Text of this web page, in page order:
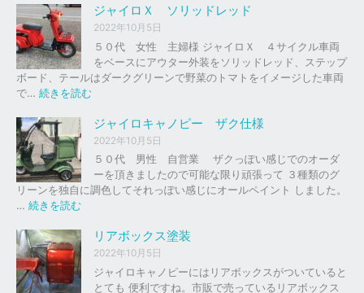
ャ
イ
ロ
以
外
の
イ
ク
車
下
、
買
取
を
ジャイロＸ ソリッドレッド
2022年10月5日
５０代 女性 主婦様 ジャイロＸ ４サイクル車両
をベースにアウター外装をソリッドレッド、ステップ
ボード、テールはダークグリーンで野菜のトマトをイメージした車両
で… 続きを読む
ャ
イ
ロ
ッ
ド
ッ
ジャイロキャノピー ザク仕様
2022年10月5日
５０代 男性 自営業 ザクっぽい感じでのオーダ
ーを頂きましたので可能な限り頑張って ３種類のグ
リーンを独自に調色してそれっぽい感じにオールペイント しました。
… 続きを読む
イ
ロ
キ
リアボックス塗装
2022年10月5日
ジャイロキャノピーにはリアボックスがついていると
とても 便利ですね。市販で売っているリアボックス